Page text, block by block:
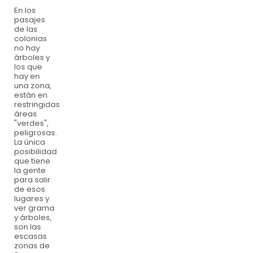
En los
pasajes
de las
colonias
no hay
árboles y
los que
hay en
una zona,
están en
restringidas
áreas
"verdes",
peligrosas.
La única
posibilidad
que tiene
la gente
para salir
de esos
lugares y
ver grama
y árboles,
son las
escasas
zonas de